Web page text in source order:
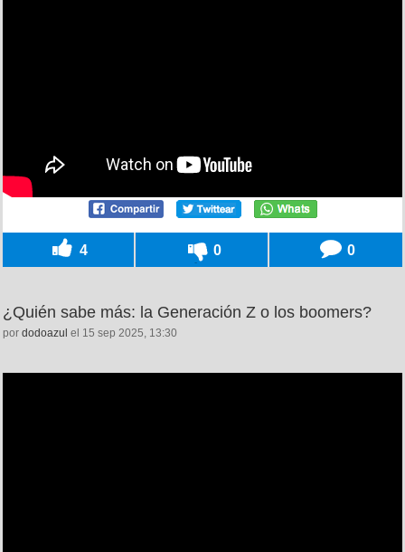
4 0 0
¿Quién sabe más: la Generación Z o los boomers?
por dodoazul el 15 sep 2025, 13:30